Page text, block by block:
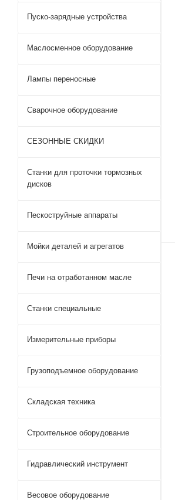
Пуско-зарядные устройства
Маслосменное оборудование
Лампы переносные
Сварочное оборудование
СЕЗОННЫЕ СКИДКИ
Станки для проточки тормозных
дисков
Пескоструйные аппараты
Мойки деталей и агрегатов
Печи на отработанном масле
Станки специальные
Измерительные приборы
Грузоподъемное оборудование
Складская техника
Строительное оборудование
Гидравлический инструмент
Весовое оборудование